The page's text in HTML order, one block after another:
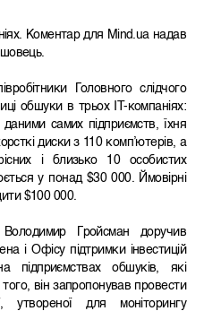
Коментар для Mind.ua надав
Головного слідчого
обшуки в трьох IT-компаніях:
самих підприємств, їхня
диски з 110 комп’ютерів, а
і близько 10 особистих
у понад $30 000. Ймовірні
$100 000.
Володимир Гройсман доручив
і Офісу підтримки інвестицій
підприємствах обшуків, які
він запропонував провести
утвореної для моніторингу